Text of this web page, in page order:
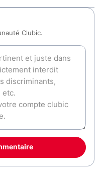
Clubic.